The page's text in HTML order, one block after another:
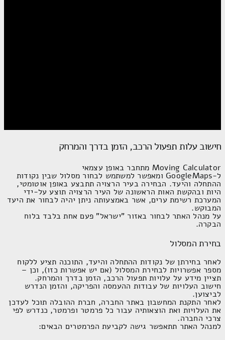
חישוב עלות תפעול הרכב, הזמן בדרך והמרחק
למשתמש לבחור מסלול שבין נקודות ההתחלה והיעד. הבחירה בעיר
הרצויה תתבצע באופן אוטומטי, היות ובהקשת האות הראשונה של
העיר הרצויה תוצע על-ידי המערכת רשימת ערים, אשר באמצעותה
ניתן יהיה לבחור את היעד המבוקש.
על מנהל האתר לבחור באזור "ישראל" פעם אחת בלבד בלוח
בחירת המסלול
לאחר בחירתן של נקודות ההתחלה והיעד, התוכנה תציע ללקוח
אפשרויות לבחירת המסלול (אם יש אפשרות כזו), וכן – תציין מידע
חישוב העלויות של עבודות ההעמסה והפריקה, והזמן הנדרש
לביצוען.
לאחר התקנת המחשבון באתר החברה, חברת ההובלה תוכל לעדכן
העלויות ואת הוצאותיה עבור כל פרמטר ופרמטר, כנדרש לפי צרכי
החברה.
למנהל האתר תתאפשר גישה לקביעת הפרמטרים הבאים:
עלות וזמן העברת החפצים מהבניין ועד הרכב (עם עגלה
ובלעדיה);